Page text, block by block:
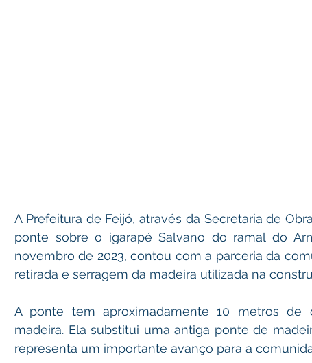
A Prefeitura de Feijó, através da Secretaria de
ponte sobre o igarapé Salvano do ramal do
novembro de 2023, contou com a parceria da
retirada e serragem da madeira utilizada na
A ponte tem aproximadamente 10 metros
madeira. Ela substitui uma antiga ponte de
representa um importante avanço para a